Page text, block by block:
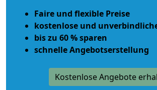
Faire und flexible Preise
kostenlose und
bis zu 60 % sparen
schnelle Angebotserstellung
Kostenlose Angebote